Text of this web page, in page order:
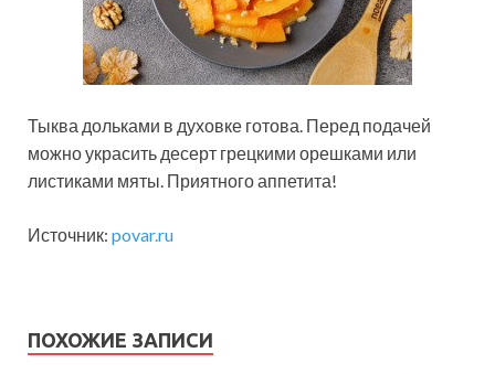
Тыква дольками в духовке готова. Перед подачей
можно украсить десерт грецкими орешками или
листиками мяты. Приятного аппетита!
Источник: povar.ru
ПОХОЖИЕ ЗАПИСИ